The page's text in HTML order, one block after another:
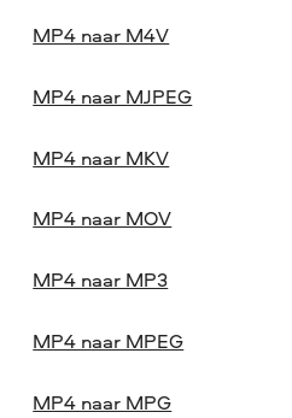
MP4 naar M4V
MP4 naar MJPEG
MP4 naar MKV
MP4 naar MOV
MP4 naar MP3
MP4 naar MPEG
MP4 naar MPG